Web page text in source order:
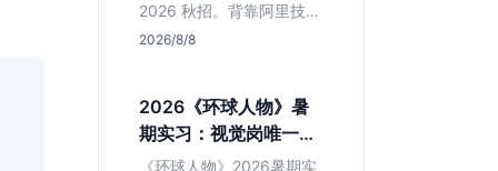
2026 秋招。背靠阿里技术
底座，主打 DaaS 业务。
估 B 端数据路线的成长曲
线与抗压挑战，助你判断
是否值得投递。
2026/8/8
2026《环球人物》暑
期实习：视觉岗唯一名
额值不值得冲？
《环球人物》2026暑期实